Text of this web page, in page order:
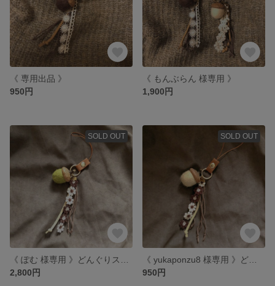
《 専用出品 》
950円
《 もんぶらん 様専用 》
1,900円
SOLD OUT
2,800円
SOLD OUT
950円